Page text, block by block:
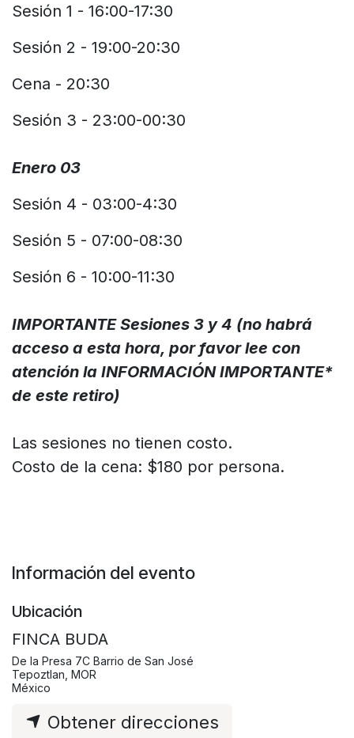
Sesión 1 - 16:00-17:30
Sesión 2 - 19:00-20:30
Cena - 20:30
Sesión 3 - 23:00-00:30
Enero 03
Sesión 4 - 03:00-4:30
Sesión 5 - 07:00-08:30
Sesión 6 - 10:00-11:30
IMPORTANTE Sesiones 3 y 4 (no habrá
acceso a esta hora, por favor lee con
atención la INFORMACIÓN IMPORTANTE*
de este retiro)
Las sesiones no tienen costo.
Costo de la cena: $180 por persona.
Información del evento
Ubicación
FINCA BUDA
De la Presa 7C Barrio de San José
Tepoztlan, MOR
México
Obtener direcciones